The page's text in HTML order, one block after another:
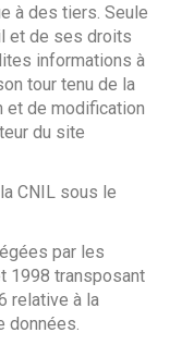
à des tiers. Seule
et de ses droits
informations à
tour tenu de la
et de modification
du site
CNIL sous le
par les
1998 transposant
relative à la
données.